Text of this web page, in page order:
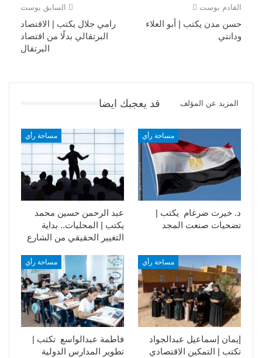
السابق بوست
رامي جلال يكتب | الاقتصاد
البرتقالي بدلًا من اقتصاد
البرتقال
القادم بوست
حسن مدن يكتب | أبو العلاء
ودانتي
قد يعجبك ايضا المزيد عن المؤلف
مساحة رأي
عبد الرحمن حسين محمد
يكتب | المحليات.. بداية
التغيير الحقيقي من الشارع
مساحة رأي
د. خيرت ضرغام يكتب |
تضحيات صنعت المجد
مساحة رأي
فاطمة عبدالواسع تكتب |
تطوير المدارس الدولية
مساحة رأي
إيمان إسماعيل عبدالجواد
تكتب | التمكين الاقتصادي